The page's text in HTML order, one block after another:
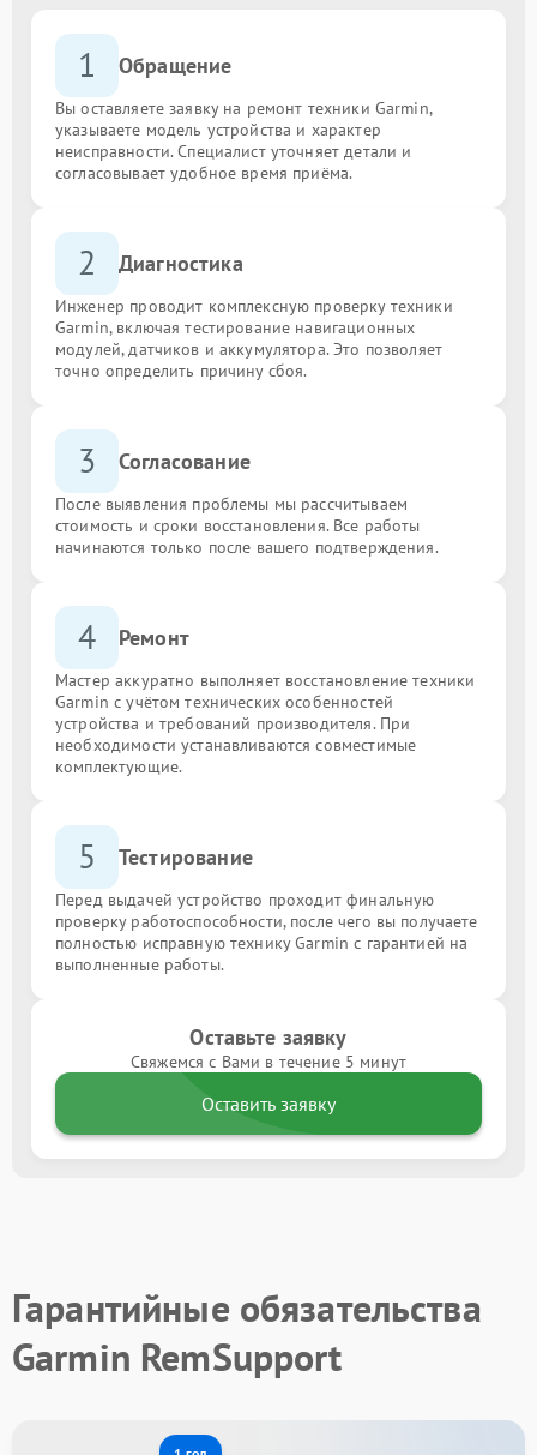
1 Обращение
Вы оставляете заявку на ремонт техники Garmin,
указываете модель устройства и характер
неисправности. Специалист уточняет детали и
согласовывает удобное время приёма.
2 Диагностика
Инженер проводит комплексную проверку техники
Garmin, включая тестирование навигационных
модулей, датчиков и аккумулятора. Это позволяет
точно определить причину сбоя.
3 Согласование
После выявления проблемы мы рассчитываем
стоимость и сроки восстановления. Все работы
начинаются только после вашего подтверждения.
4 Ремонт
Мастер аккуратно выполняет восстановление техники
Garmin с учётом технических особенностей
устройства и требований производителя. При
необходимости устанавливаются совместимые
комплектующие.
5 Тестирование
Перед выдачей устройство проходит финальную
проверку работоспособности, после чего вы получаете
полностью исправную технику Garmin с гарантией на
выполненные работы.
Оставьте заявку
Свяжемся с Вами в течение 5 минут
Оставить заявку
Гарантийные обязательства
Garmin RemSupport